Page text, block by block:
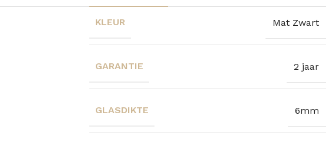
KLEUR Mat Zwart
GARANTIE 2 jaar
GLASDIKTE 6mm